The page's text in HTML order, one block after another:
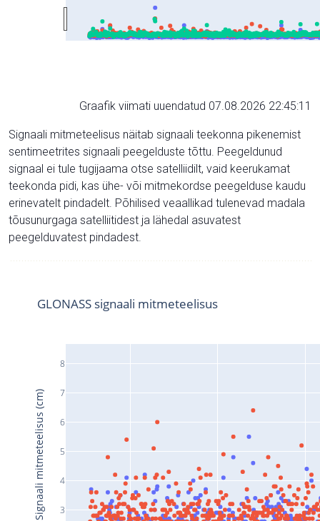
Graafik viimati uuendatud 07.08.2026 22:45:11
Signaali mitmeteelisus näitab signaali teekonna pikenemist
sentimeetrites signaali peegelduste tõttu. Peegeldunud
signaal ei tule tugijaama otse satelliidilt, vaid keerukamat
teekonda pidi, kas ühe- või mitmekordse peegelduse kaudu
erinevatelt pindadelt. Põhilised veaallikad tulenevad madala
tõusunurgaga satelliitidest ja lähedal asuvatest
peegelduvatest pindadest.
3
4
5
6
7
8
GLONASS signaali mitmeteelisus
Signaali mitmeteelisus (cm)